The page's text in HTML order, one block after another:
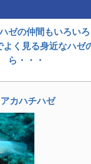
ゼの仲間もいろい
く見る身近なハゼ
ら・・・
アカハチハゼ